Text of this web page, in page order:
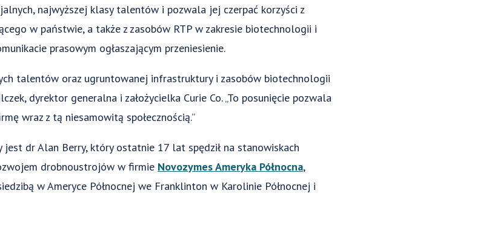
najwyższej klasy talentów i pozwala jej czerpać korzyści z
w państwie, a także z zasobów RTP w zakresie biotechnologii i
prasowym ogłaszającym przeniesienie.
talentów oraz ugruntowanej infrastruktury i zasobów biotechnologii
dyrektor generalna i założycielka Curie Co. „To posunięcie pozwala
wraz z tą niesamowitą społecznością.”
dr Alan Berry, który ostatnie 17 lat spędził na stanowiskach
drobnoustrojów w firmie Novozymes Ameryka Północna,
w Ameryce Północnej we Franklinton w Karolinie Północnej i